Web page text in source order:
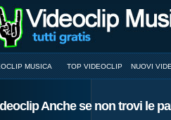
MUSICA TOP VIDEOCLIP NUOVI
Anche se non trovi le